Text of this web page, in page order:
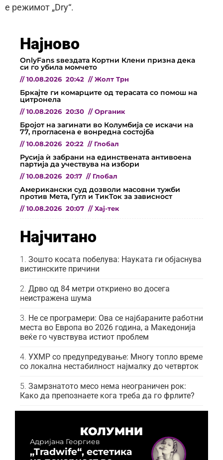
е режимот „Dry“.
Најново
OnlyFans ѕвездата Кортни Клени призна дека
си го убила момчето
// 10.08.2026 20:42 // Жолт Трн
Бркајте ги комарците од терасата со помош на
цитронела
// 10.08.2026 20:30 // Органик
Бројот на загинати во Колумбија се искачи на
77, прогласена е вонредна состојба
// 10.08.2026 20:22 // Глобал
Русија ѝ забрани на единствената антивоена
партија да учествува на избори
// 10.08.2026 20:17 // Глобал
Американски суд дозволи масовни тужби
против Мета, Гугл и ТикТок за зависност
// 10.08.2026 20:07 // Хај-тек
Најчитано
Зошто косата побелува: Науката ги објаснува
вистинските причини
Дрво од 84 метри откриено во досега
неистражена шума
Не се програмери: Ова се најбараните работни
места во Европа во 2026 година, а Македонија
веќе го чувствува истиот проблем
УХМР со предупредување: Многу топло време
со локална нестабилност најмалку до четврток
Замрзнатото месо нема неограничен рок:
Како да препознаете кога треба да го фрлите?
КОЛУМНИ
Адријана Георгиев
„Tradwife“, естетика